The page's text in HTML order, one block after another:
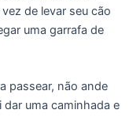
de levar seu cão
uma garrafa de
passear, não ande
uma caminhada e